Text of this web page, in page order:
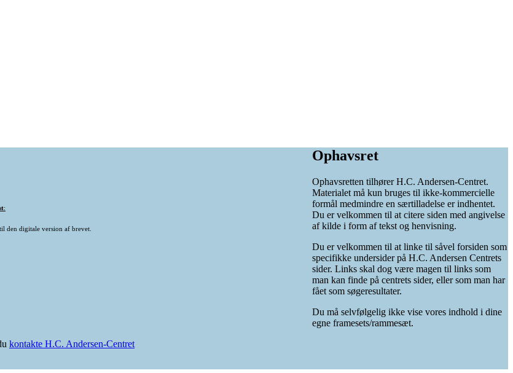
:
den digitale version af brevet.
Ophavsret
Ophavsretten tilhører H.C. Andersen-Centret.
Materialet må kun bruges til ikke-kommercielle
formål medmindre en særtilladelse er indhentet.
Du er velkommen til at citere siden med angivelse
af kilde i form af tekst og henvisning.
Du er velkommen til at linke til såvel forsiden som
specifikke undersider på H.C. Andersen Centrets
sider. Links skal dog være magen til links som
man kan finde på centrets sider, eller som man har
fået som søgeresultater.
Du må selvfølgelig ikke vise vores indhold i dine
egne framesets/rammesæt.
kontakte H.C. Andersen-Centret